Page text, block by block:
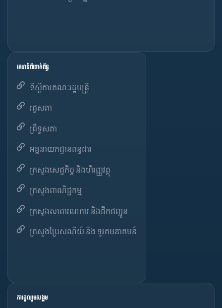
គេហទំព័រពាក់ព័ន្ធ
ទីស្តីការគណៈរដ្ឋមន្ត្រី
រដ្ឋសភា
ព្រឹទ្ធសភា
អគ្គនាយកដ្ឋានពន្ធដារ
ក្រសួងសេដ្ឋកិច្ច និងហិរញ្ញវត្ថុ
ក្រសួងពាណិជ្ជកម្ម
ក្រសួងសាធារណការ និងដឹកជញ្ជូន
ក្រសួងប្រៃសណីយ៍ និង ទូរគមនាគមន៍
ការចូលរួមសង្គម